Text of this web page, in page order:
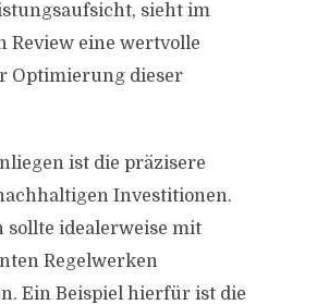
sieht im
Review eine wertvolle
Optimierung dieser
ist die präzisere
Investitionen.
sollte idealerweise mit
Regelwerken
Ein Beispiel hierfür ist die